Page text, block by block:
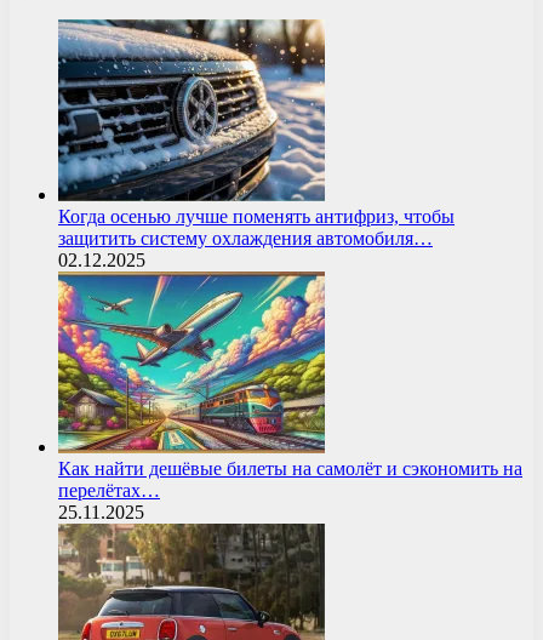
Когда осенью лучше поменять антифриз, чтобы
защитить систему охлаждения автомобиля…
02.12.2025
Как найти дешёвые билеты на самолёт и сэкономить на
перелётах…
25.11.2025